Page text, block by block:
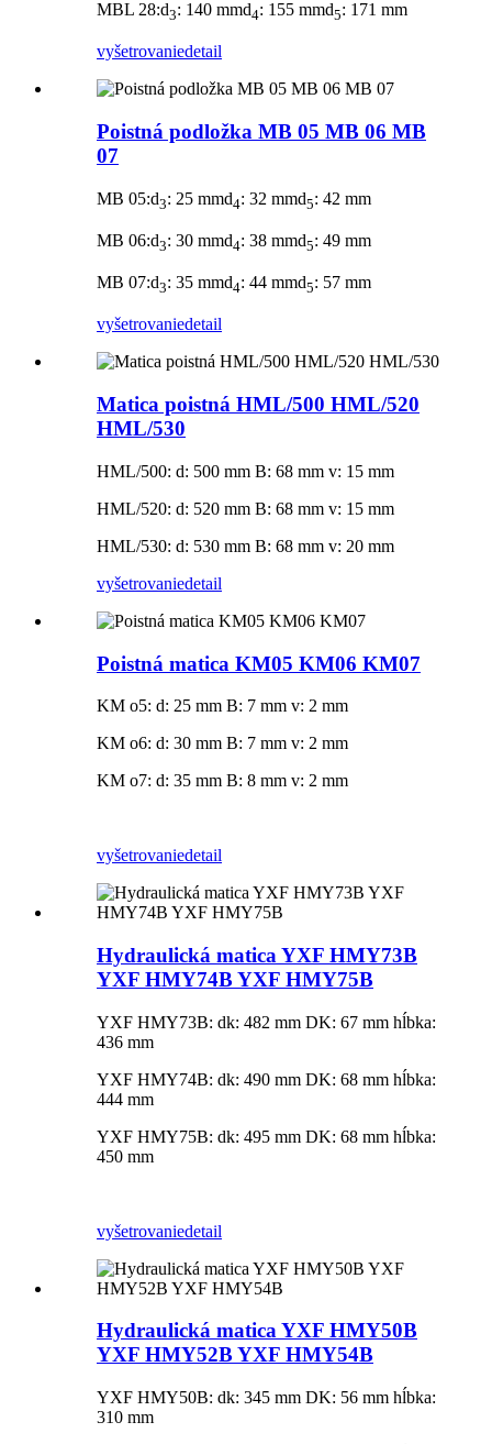
MBL 28:d3: 140 mmd4: 155 mmd5: 171 mm
vyšetrovaniedetail
Poistná podložka MB 05 MB 06 MB
07
MB 05:d3: 25 mmd4: 32 mmd5: 42 mm
MB 06:d3: 30 mmd4: 38 mmd5: 49 mm
MB 07:d3: 35 mmd4: 44 mmd5: 57 mm
vyšetrovaniedetail
Matica poistná HML/500 HML/520
HML/530
HML/500: d: 500 mm B: 68 mm v: 15 mm
HML/520: d: 520 mm B: 68 mm v: 15 mm
HML/530: d: 530 mm B: 68 mm v: 20 mm
vyšetrovaniedetail
Poistná matica KM05 KM06 KM07
KM o5: d: 25 mm B: 7 mm v: 2 mm
KM o6: d: 30 mm B: 7 mm v: 2 mm
KM o7: d: 35 mm B: 8 mm v: 2 mm
vyšetrovaniedetail
Hydraulická matica YXF HMY73B
YXF HMY74B YXF HMY75B
YXF HMY73B: dk: 482 mm DK: 67 mm hĺbka:
436 mm
YXF HMY74B: dk: 490 mm DK: 68 mm hĺbka:
444 mm
YXF HMY75B: dk: 495 mm DK: 68 mm hĺbka:
450 mm
vyšetrovaniedetail
Hydraulická matica YXF HMY50B
YXF HMY52B YXF HMY54B
YXF HMY50B: dk: 345 mm DK: 56 mm hĺbka:
310 mm